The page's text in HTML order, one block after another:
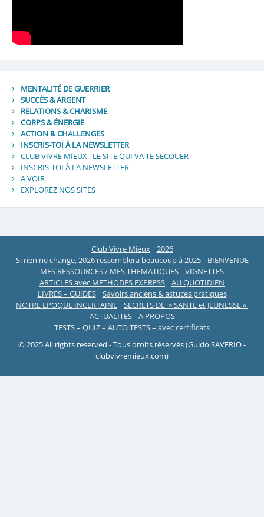
MENTALITÉ DE GUERRIER
SUCCÈS & ARGENT
RELATIONS & CHARISME
CORPS & ÉNERGIE
ACTION & CHALLENGES
INSCRIS-TOI À LA NEWSLETTER
CLUB VIVRE MIEUX : LE SITE QUI VA TE SECOUER
INSCRIS-TOI À LA NEWSLETTER
A VOIR
EXPLOREZ NOS SITES
Club Vivre Mieux
2026
Si rien ne change, 2026 ressemblera beaucoup à 2025
BIENVENUE
MES RESSOURCES / MES THEMATIQUES
VIGNETTES
ARTICLES avec METHODES EXPRESS
AU QUOTIDIEN
LIVRES – GUIDES
Savoirs anciens & astuces pratiques
NOTRE EPOQUE INCERTAINE
SECRETS DE » SANTE et JEUNESSE «
ACTUALITES
A PROPOS
TESTS – QUIZ – AUTO TESTS – avec certificats
© 2025 All rights reserved - Tous droits réservés (Guido SAVERIO -
clubvivremieux.com)